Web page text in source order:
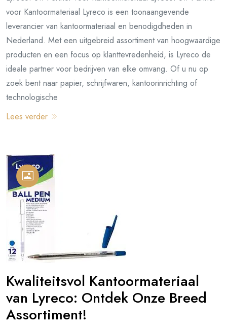
voor Kantoormateriaal Lyreco is een toonaangevende
leverancier van kantoormateriaal en benodigdheden in
Nederland. Met een uitgebreid assortiment van hoogwaardige
producten en een focus op klanttevredenheid, is Lyreco de
ideale partner voor bedrijven van elke omvang. Of u nu op
zoek bent naar papier, schrijfwaren, kantoorinrichting of
technologische
Lees verder
Kwaliteitsvol Kantoormateriaal
van Lyreco: Ontdek Onze Breed
Assortiment!